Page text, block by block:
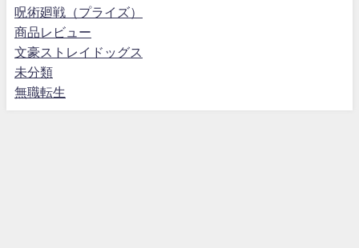
呪術廻戦（プライズ）
商品レビュー
文豪ストレイドッグス
未分類
無職転生